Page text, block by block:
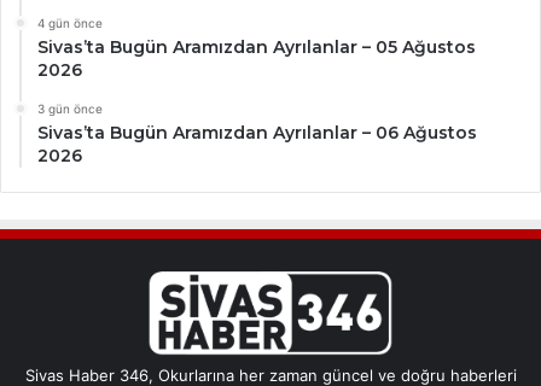
4 gün önce
Sivas’ta Bugün Aramızdan Ayrılanlar – 05 Ağustos
2026
3 gün önce
Sivas’ta Bugün Aramızdan Ayrılanlar – 06 Ağustos
2026
Sivas Haber 346, Okurlarına her zaman güncel ve doğru haberleri